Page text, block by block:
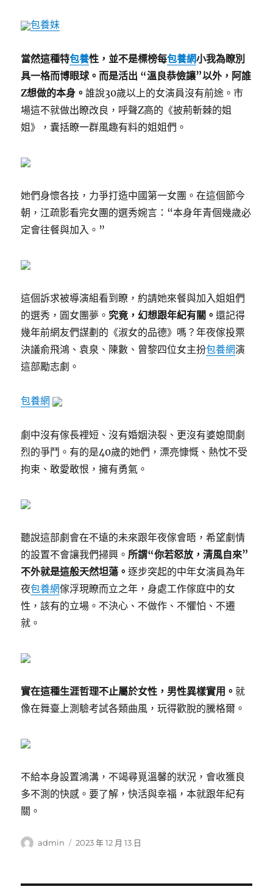
包養妹
當然這種特包養性，並不是標榜每包養網小我為瞭別
具一格而博眼球。而是活出 “溫良恭儉讓”以外，阿誰
Z想做的本身。誰說30歲以上的女演員沒有前途。市
場這不就做出瞭改良，呼聲Z高的《披荊斬棘的姐
姐》，囊括瞭一群風趣有料的姐姐們。
她們身懷各技，力爭打造中國第一女團。在這個節今
朝，江疏影看完女團的選秀婉言：“本身年青個幾歲必
定會往餐與加入。”
這個訴求被導演組看到瞭，約請她來餐與加入姐姐們
的選秀，圓女團夢。 究竟，幻想跟年紀有關。還記得
幾年前網友們謀劃的《淑女的品德》嗎？年夜傢投票
決議俞飛鴻、袁泉、陳數、曾黎四位女主扮包養網演
這部勵志劇。
包養網
劇中沒有傢長裡短、沒有婚姻決裂、更沒有婆媳間劇
烈的爭鬥。有的是40歲的她們，漂亮慷慨、熱忱不受
拘束、敢愛敢恨，擁有勇氣。
聽說這部劇會在不遠的未來跟年夜傢會晤，希望劇情
的設置不會讓我們掃興。所謂“你若怒放，清風自來”
不外就是這般天然坦蕩。逐步突起的中年女演員為年
夜包養網傢浮現瞭而立之年，身處工作傢庭中的女
性，該有的立場。不決心、不做作、不懼怕、不遷
就。
實在這種生涯哲理不止屬於女性，男性異樣實用。就
像在舞臺上測驗考試各類曲風，玩得歡脫的騰格爾。
不給本身設置鴻溝，不竭尋覓溫馨的狀況，會收獲良
多不測的快感。要了解，快活與幸福，本就跟年紀有
關。
作
admin
發
2023 年 12 月 13 日